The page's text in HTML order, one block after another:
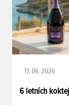
17. 06. 2026
6 letních